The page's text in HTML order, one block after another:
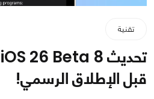
تقنية
قبل الإطلاق الرسمي!